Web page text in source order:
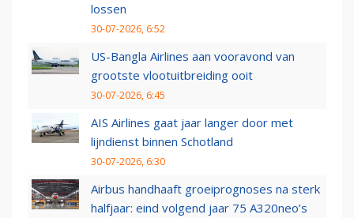
lossen
30-07-2026, 6:52
US-Bangla Airlines aan vooravond van
grootste vlootuitbreiding ooit
30-07-2026, 6:45
AIS Airlines gaat jaar langer door met
lijndienst binnen Schotland
30-07-2026, 6:30
Airbus handhaaft groeiprognoses na sterk
halfjaar: eind volgend jaar 75 A320neo’s